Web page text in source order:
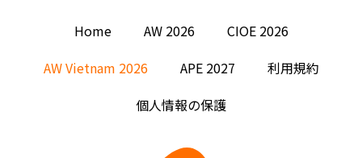
Home AW 2026
CIOE 2026
AW Vietnam 2026
APE 2027
利用規約
個人情報の保護